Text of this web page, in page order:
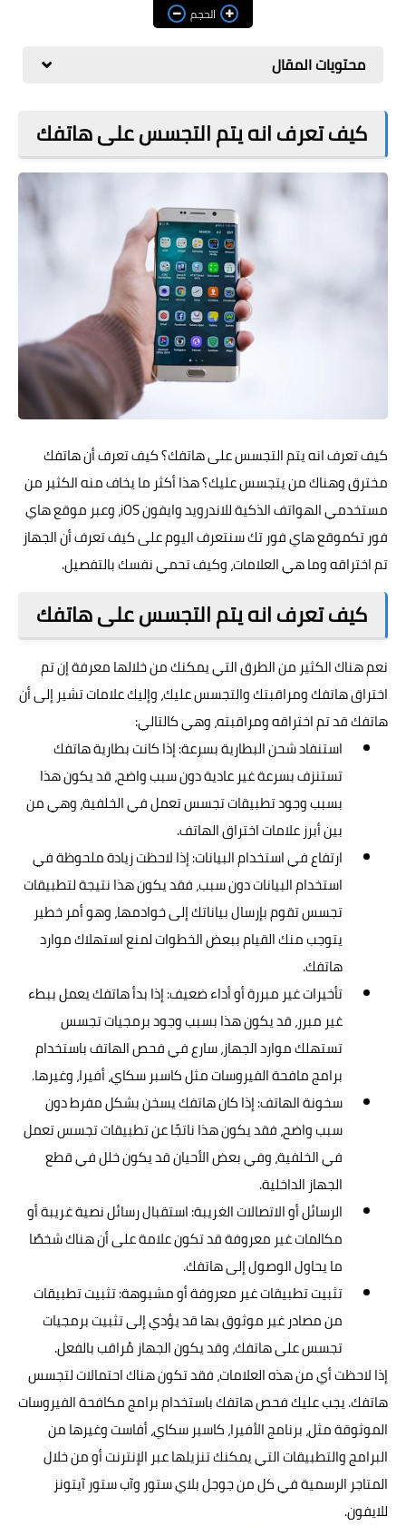
الربح من الانترنت
ذكاء اصطناعي
الحجم
محتويات المقال
كيف تعرف انه يتم التجسس على هاتفك
كيف تعرف انه يتم التجسس على هاتفك؟ كيف تعرف أن هاتفك
مخترق وهناك من يتجسس عليك؟ هذا أكثر ما يخاف منه الكثير من
مستخدمي الهواتف الذكية للاندرويد وايفون iOS، وعبر موقع هاي
فور تكموقع هاي فور تكسنتعرف اليوم على كيف تعرف أن الجهاز
تم اختراقه وما هي العلامات، وكيف تحمي نفسك بالتفصيل.
كيف تعرف انه يتم التجسس على هاتفك
نعم هناك الكثير من الطرق التي يمكنك من خلالها معرفة إن تم
اختراق هاتفك ومراقبتك والتجسس عليك، وإليك علامات تشير إلى أن
هاتفك قد تم اختراقه ومراقبته، وهي كالتالي:
استنفاد شحن البطارية بسرعة: إذا كانت بطارية هاتفك
تستنزف بسرعة غير عادية دون سبب واضح، قد يكون هذا
بسبب وجود تطبيقات تجسس تعمل في الخلفية، وهي من
بين أبرز علامات اختراق الهاتف.
ارتفاع في استخدام البيانات: إذا لاحظت زيادة ملحوظة في
استخدام البيانات دون سبب، فقد يكون هذا نتيجة لتطبيقات
تجسس تقوم بإرسال بياناتك إلى خوادمها، وهو أمر خطير
يتوجب منك القيام ببعض الخطوات لمنع استهلاك موارد
هاتفك.
تأخيرات غير مبررة أو أداء ضعيف: إذا بدأ هاتفك يعمل ببطء
غير مبرر، قد يكون هذا بسبب وجود برمجيات تجسس
تستهلك موارد الجهاز، سارع في فحص الهاتف باستخدام
برامج مافحة الفيروسات مثل كاسبر سكاي، أفيرا، وغيرها.
سخونة الهاتف: إذا كان هاتفك يسخن بشكل مفرط دون
سبب واضح، فقد يكون هذا ناتجًا عن تطبيقات تجسس تعمل
في الخلفية، وفي بعض الأحيان قد يكون خلل في قطع
الجهاز الداخلية.
الرسائل أو الاتصالات الغريبة: استقبال رسائل نصية غريبة أو
مكالمات غير معروفة قد تكون علامة على أن هناك شخصًا
ما يحاول الوصول إلى هاتفك.
تثبيت تطبيقات غير معروفة أو مشبوهة: تثبيت تطبيقات
من مصادر غير موثوق بها قد يؤدي إلى تثبيت برمجيات
تجسس على هاتفك، وقد يكون الجهاز مُراقب بالفعل.
إذا لاحظت أي من هذه العلامات، فقد تكون هناك احتمالات لتجسس
هاتفك. يجب عليك فحص هاتفك باستخدام برامج مكافحة الفيروسات
الموثوقة مثل، برنامج الأفيرا، كاسبر سكاي، أفاست وغيرها من
البرامج والتطبيقات التي يمكنك تنزيلها عبر الإنترنت أو من خلال
المتاجر الرسمية في كل من جوجل بلاي ستور وآب ستور آيتونز
للايفون.